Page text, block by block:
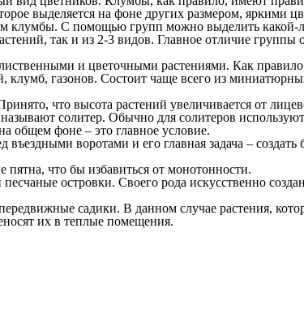
выделяется на фоне других размером,
клумбы. С помощью групп можно выделить какой-
так и из 2-3 видов. Главное отличие
лиственными и цветочными растениями. Как
клумб, газонов. Состоит чаще всего из
что высота растений увеличивается от
солитер. Обычно для солитеров
общем фоне – это главное условие.
воротами и его главная задача –
что бы избавиться от монотонности.
песчаные островки. Своего рода искусственно
садики. В данном случае растения,
их в теплые помещения.